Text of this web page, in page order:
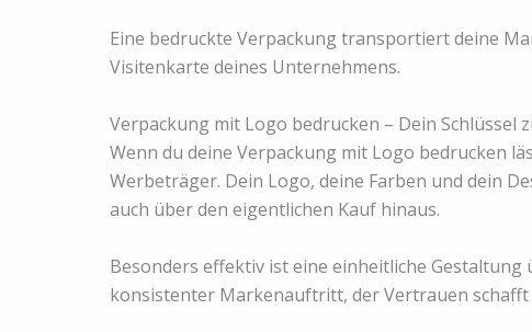
Eine bedruckte Verpackung transportiert deine
Visitenkarte deines Unternehmens.
Verpackung mit Logo bedrucken – Dein
Wenn du deine Verpackung mit Logo bedrucken
Werbeträger. Dein Logo, deine Farben und dein
auch über den eigentlichen Kauf hinaus.
Besonders effektiv ist eine einheitliche
konsistenter Markenauftritt, der Vertrauen